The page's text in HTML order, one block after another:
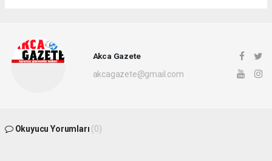
Akca Gazete
akcagazete@gmail.com
Okuyucu Yorumları (0)